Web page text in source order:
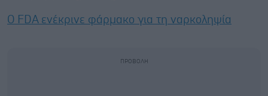
Ο FDA ενέκρινε φάρμακο για τη ναρκοληψία